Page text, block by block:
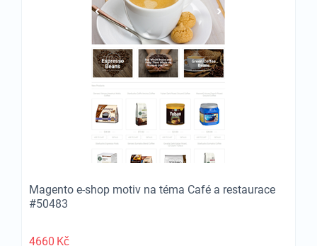
Magento e-shop motiv na téma Café a restaurace
#50483
4660 Kč